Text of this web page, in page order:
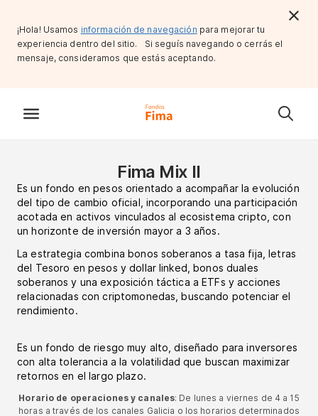
¡Hola! Usamos información de navegación para mejorar tu
experiencia dentro del sitio. Si seguís navegando o cerrás el
mensaje, consideramos que estás aceptando.
Fima Mix II
Es un fondo en pesos orientado a acompañar la evolución
del tipo de cambio oficial, incorporando una participación
acotada en activos vinculados al ecosistema cripto, con
un horizonte de inversión mayor a 3 años.
La estrategia combina bonos soberanos a tasa fija, letras
del Tesoro en pesos y dollar linked, bonos duales
soberanos y una exposición táctica a ETFs y acciones
relacionadas con criptomonedas, buscando potenciar el
rendimiento.
Es un fondo de riesgo muy alto, diseñado para inversores
con alta tolerancia a la volatilidad que buscan maximizar
retornos en el largo plazo.
Horario de operaciones y canales: De lunes a viernes de 4 a 15
horas a través de los canales Galicia o los horarios determinados